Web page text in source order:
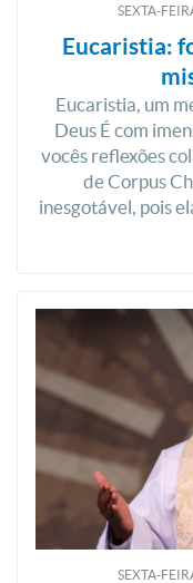
SEXTA-
Eucaristia:
Eucaristia, um
Deus É com
vocês reflexões
de Corpus
inesgotável, pois
SEXTA-